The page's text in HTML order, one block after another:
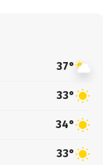
37°
33°
34°
33°